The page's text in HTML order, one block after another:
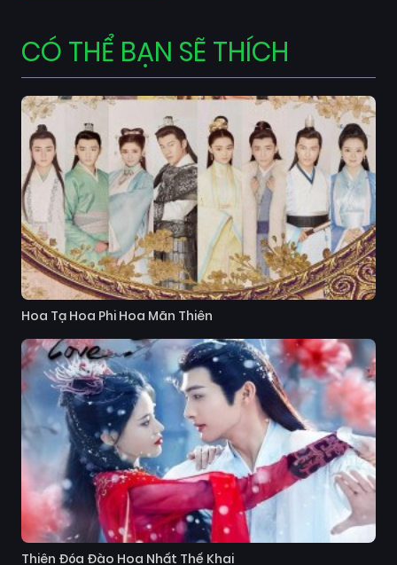
CÓ THỂ BẠN SẼ THÍCH
Hoa Tạ Hoa Phi Hoa Mãn Thiên
Thiên Đóa Đào Hoa Nhất Thế Khai